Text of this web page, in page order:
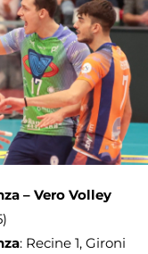
– Vero Volley
: Recine 1, Gironi